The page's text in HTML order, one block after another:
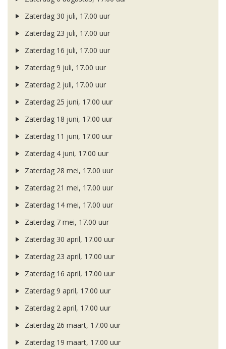
Zaterdag 30 juli, 17.00 uur
Zaterdag 23 juli, 17.00 uur
Zaterdag 16 juli, 17.00 uur
Zaterdag 9 juli, 17.00 uur
Zaterdag 2 juli, 17.00 uur
Zaterdag 25 juni, 17.00 uur
Zaterdag 18 juni, 17.00 uur
Zaterdag 11 juni, 17.00 uur
Zaterdag 4 juni, 17.00 uur
Zaterdag 28 mei, 17.00 uur
Zaterdag 21 mei, 17.00 uur
Zaterdag 14 mei, 17.00 uur
Zaterdag 7 mei, 17.00 uur
Zaterdag 30 april, 17.00 uur
Zaterdag 23 april, 17.00 uur
Zaterdag 16 april, 17.00 uur
Zaterdag 9 april, 17.00 uur
Zaterdag 2 april, 17.00 uur
Zaterdag 26 maart, 17.00 uur
Zaterdag 19 maart, 17.00 uur